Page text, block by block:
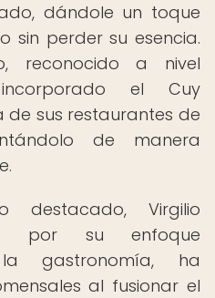
dándole un toque
sin perder su esencia.
reconocido a nivel
el Cuy
sus restaurantes de
de manera
destacado, Virgilio
por su enfoque
gastronomía, ha
al fusionar el